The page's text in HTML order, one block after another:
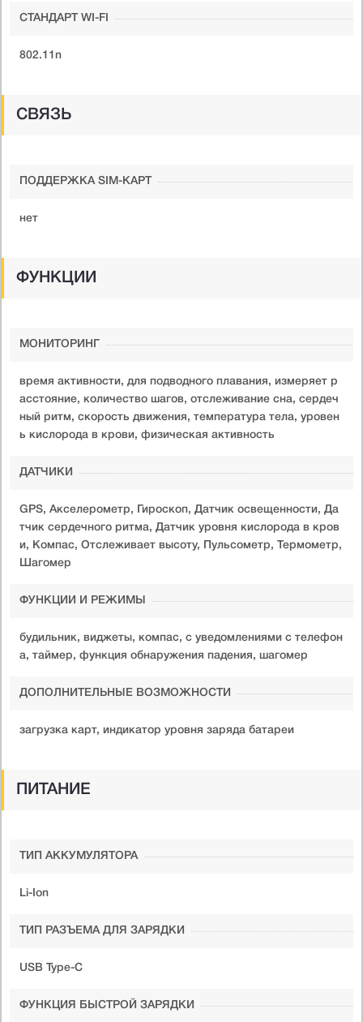
СТАНДАРТ WI-FI
802.11n
СВЯЗЬ
ПОДДЕРЖКА SIM-КАРТ
нет
ФУНКЦИИ
МОНИТОРИНГ
время активности, для подводного плавания, измеряет р
асстояние, количество шагов, отслеживание сна, сердеч
ный ритм, скорость движения, температура тела, уровен
ь кислорода в крови, физическая активность
ДАТЧИКИ
GPS, Акселерометр, Гироскоп, Датчик освещенности, Да
тчик сердечного ритма, Датчик уровня кислорода в кров
и, Компас, Отслеживает высоту, Пульсометр, Термометр,
Шагомер
ФУНКЦИИ И РЕЖИМЫ
будильник, виджеты, компас, с уведомлениями с телефон
а, таймер, функция обнаружения падения, шагомер
ДОПОЛНИТЕЛЬНЫЕ ВОЗМОЖНОСТИ
загрузка карт, индикатор уровня заряда батареи
ПИТАНИЕ
ТИП АККУМУЛЯТОРА
Li-Ion
ТИП РАЗЪЕМА ДЛЯ ЗАРЯДКИ
USB Type-C
ФУНКЦИЯ БЫСТРОЙ ЗАРЯДКИ